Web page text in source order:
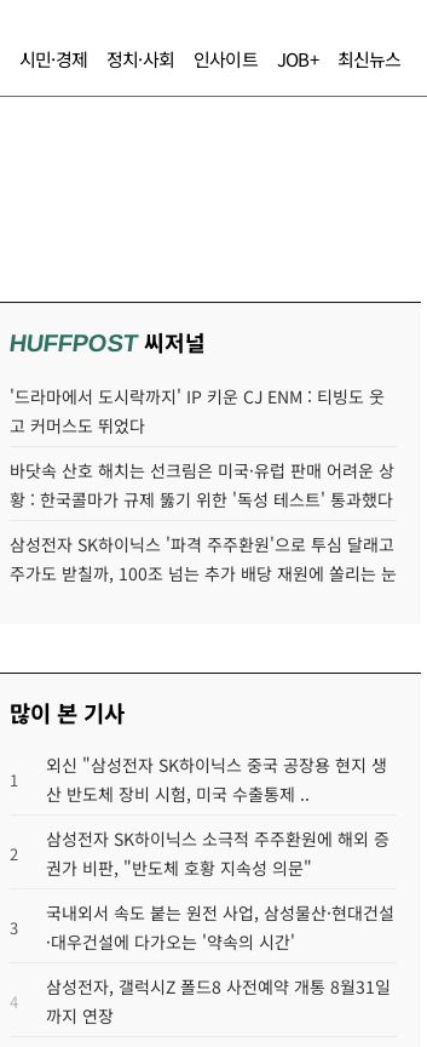
시민·경제 정치·사회 인사이트 JOB+ 최신뉴스
HUFFPOST씨저널
'드라마에서 도시락까지' IP 키운 CJ ENM : 티빙도 웃
고 커머스도 뛰었다
바닷속 산호 해치는 선크림은 미국·유럽 판매 어려운 상
황 : 한국콜마가 규제 뚫기 위한 '독성 테스트' 통과했다
삼성전자 SK하이닉스 '파격 주주환원'으로 투심 달래고
주가도 받칠까, 100조 넘는 추가 배당 재원에 쏠리는 눈
많이 본 기사
1
외신 "삼성전자 SK하이닉스 중국 공장용 현지 생
산 반도체 장비 시험, 미국 수출통제 ..
2
삼성전자 SK하이닉스 소극적 주주환원에 해외 증
권가 비판, "반도체 호황 지속성 의문"
3
국내외서 속도 붙는 원전 사업, 삼성물산·현대건설
·대우건설에 다가오는 '약속의 시간'
4
삼성전자, 갤럭시Z 폴드8 사전예약 개통 8월31일
까지 연장